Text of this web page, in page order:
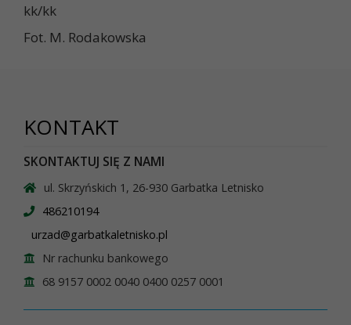
kk/kk
Fot. M. Rodakowska
KONTAKT
SKONTAKTUJ SIĘ Z NAMI
ul. Skrzyńskich 1, 26-930 Garbatka Letnisko
486210194
urzad@garbatkaletnisko.pl
Nr rachunku bankowego
68 9157 0002 0040 0400 0257 0001